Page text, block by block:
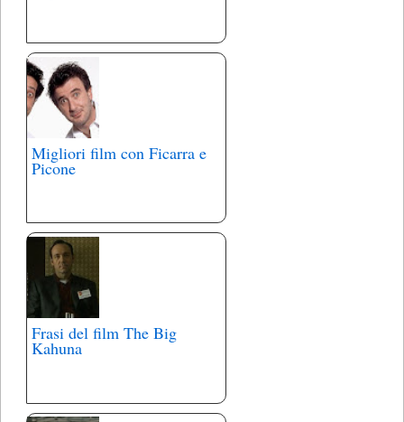
Migliori film con Ficarra e
Picone
Frasi del film The Big
Kahuna